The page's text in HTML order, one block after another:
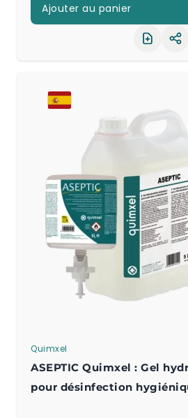
Ajouter au panier
Quimxel
ASEPTIC Quimxel : Gel
pour désinfection